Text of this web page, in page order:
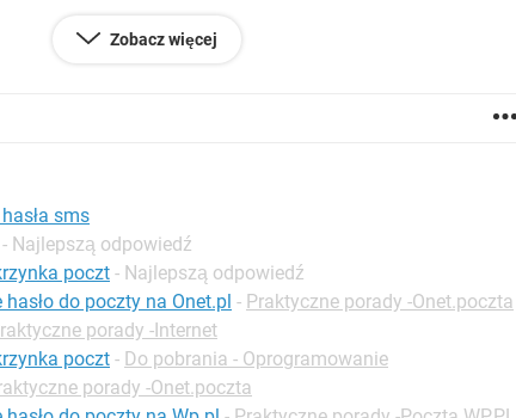
Zobacz więcej
sms
- Najlepszą odpowiedź
poczt - Najlepszą odpowiedź
do poczty na Onet.pl - Praktyczne porady -Onet.poczta
porady -Internet
poczt - Do pobrania - Oprogramowanie
porady -Onet.poczta